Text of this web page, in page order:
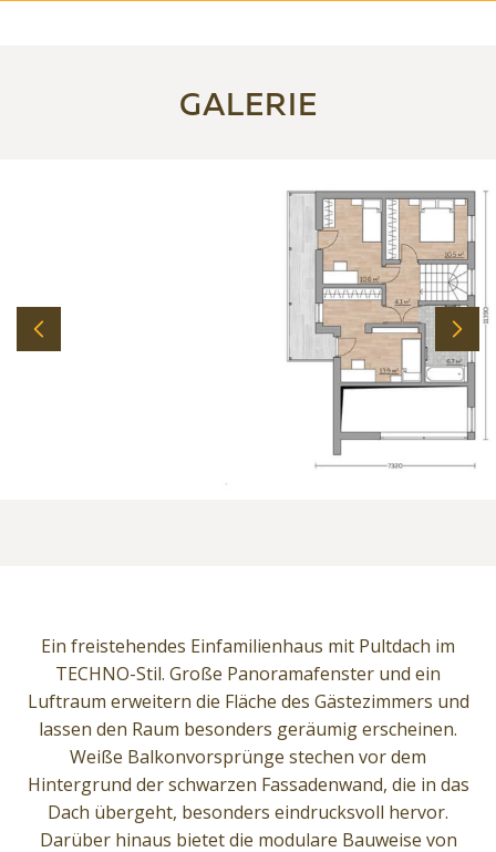
GALERIE
Ein freistehendes Einfamilienhaus mit Pultdach im
TECHNO-Stil. Große Panoramafenster und ein
Luftraum erweitern die Fläche des Gästezimmers und
lassen den Raum besonders geräumig erscheinen.
Weiße Balkonvorsprünge stechen vor dem
Hintergrund der schwarzen Fassadenwand, die in das
Dach übergeht, besonders eindrucksvoll hervor.
Darüber hinaus bietet die modulare Bauweise von